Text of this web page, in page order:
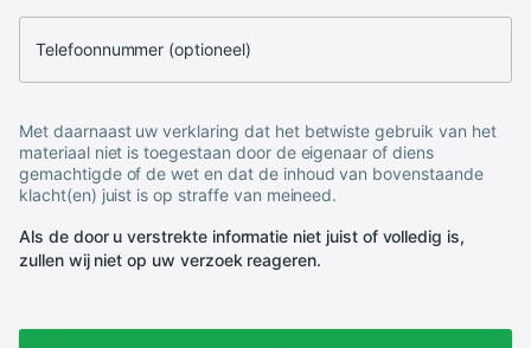
Telefoonnummer (optioneel)
Met daarnaast uw verklaring dat het betwiste gebruik van het
materiaal niet is toegestaan door de eigenaar of diens
gemachtigde of de wet en dat de inhoud van bovenstaande
klacht(en) juist is op straffe van meineed.
Als de door u verstrekte informatie niet juist of volledig is,
zullen wij niet op uw verzoek reageren.